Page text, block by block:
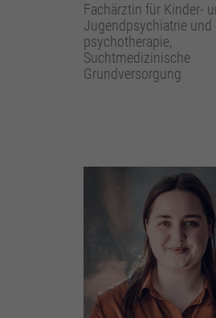
Fachärztin für Kinder-
Jugendpsychiatrie und
psychotherapie,
Suchtmedizinische
Grundversorgung